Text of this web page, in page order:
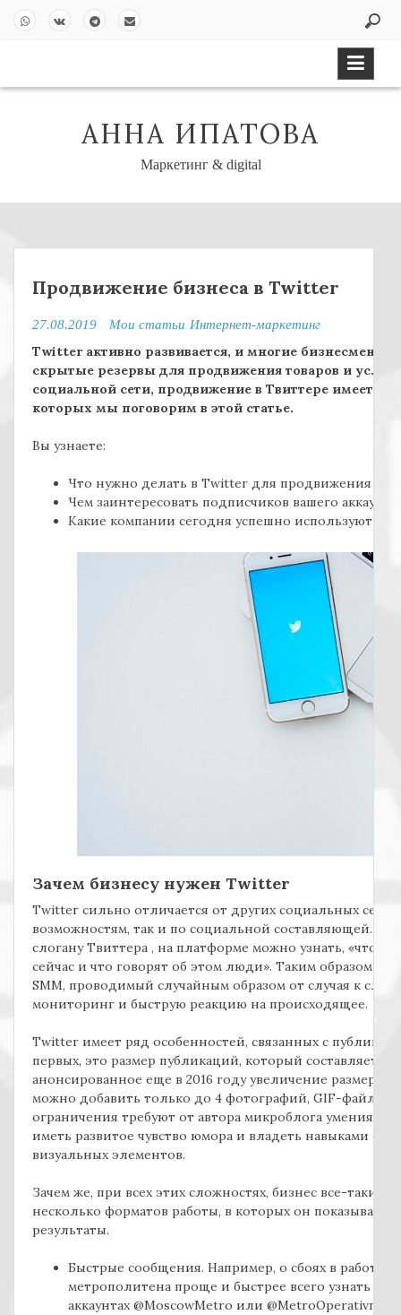
t
АННА ИПАТОВА
Маркетинг & digital
Продвижение бизнеса в Twitter
27.08.2019 Мои статьи Интернет-маркетинг
Twitter активно развивается, и многие бизнесмены
скрытые резервы для продвижения товаров и
социальной сети, продвижение в Твиттере имеет
которых мы поговорим в этой статье.
Вы узнаете:
Что нужно делать в Twitter для продвижения
Чем заинтересовать подписчиков вашего аккаунта.
Какие компании сегодня успешно используют
Зачем бизнесу нужен Twitter
Twitter сильно отличается от других социальных
возможностям, так и по социальной составляющей.
слогану Твиттера , на платформе можно узнать, «что
сейчас и что говорят об этом люди». Таким образом,
SMM, проводимый случайным образом от случая к
мониторинг и быструю реакцию на происходящее.
Twitter имеет ряд особенностей, связанных с
первых, это размер публикаций, который составляет
анонсированное еще в 2016 году увеличение размера
можно добавить только до 4 фотографий, GIF-файл
ограничения требуют от автора микроблога умения
иметь развитое чувство юмора и владеть навыками
визуальных элементов.
Зачем же, при всех этих сложностях, бизнес все-таки
несколько форматов работы, в которых он показывает
результаты.
Быстрые сообщения. Например, о сбоях в работе
метрополитена проще и быстрее всего узнать в
аккаунтах @MoscowMetro или @MetroOperativno.